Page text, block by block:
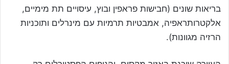
בריאות שונים (חבישות פראפין ובוץ, עיסויים תת מימיים,
אלקטרותראפיה, אמבטיות תרמיות עם מינרלים ותוכניות
הרזיה מגוונות).